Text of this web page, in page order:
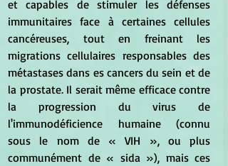
et capables de stimuler les défenses
immunitaires face à certaines cellules
cancéreuses, tout en freinant les
migrations cellulaires responsables des
métastases dans es cancers du sein et de
la prostate. Il serait même efficace contre
la progression du virus de
l'immunodéficience humaine (connu
sous le nom de « VIH », ou plus
communément de « sida »), mais ces